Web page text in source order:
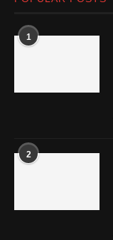
1
2